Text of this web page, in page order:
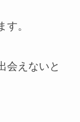
。
会えないと